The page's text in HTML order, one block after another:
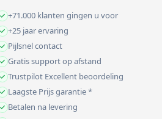
+71.000 klanten gingen u voor
+25 jaar ervaring
Pijlsnel contact
Gratis support op afstand
Trustpilot Excellent beoordeling
Laagste Prijs garantie *
Betalen na levering